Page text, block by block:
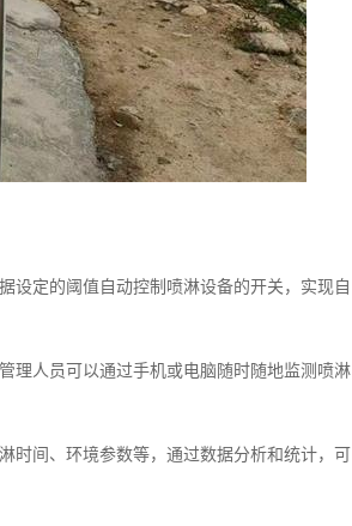
设定的阈值自动控制喷淋设备的开关，实现自
理人员可以通过手机或电脑随时随地监测喷淋
时间、环境参数等，通过数据分析和统计，可